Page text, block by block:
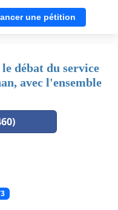
une pétition
débat du service
avec l'ensemble